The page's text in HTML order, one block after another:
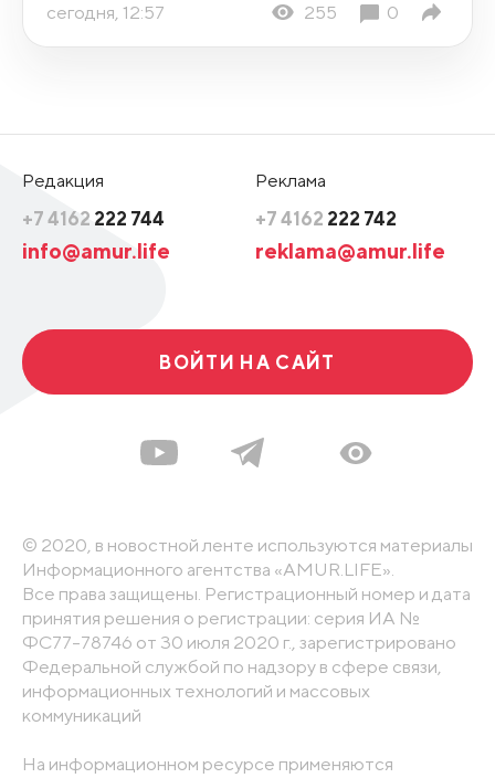
сегодня, 12:57 255 0
Редакция
+7 4162 222 744
info@amur.life
Реклама
+7 4162 222 742
reklama@amur.life
ВОЙТИ НА САЙТ
© 2020, в новостной ленте используются материалы
Информационного агентства «AMUR.LIFE».
Все права защищены. Регистрационный номер и дата
принятия решения о регистрации: серия ИА №
ФС77-78746 от 30 июля 2020 г., зарегистрировано
Федеральной службой по надзору в сфере связи,
информационных технологий и массовых
коммуникаций
На информационном ресурсе применяются